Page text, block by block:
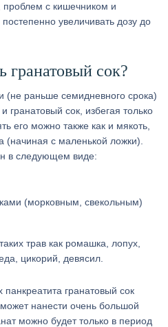
проблем с кишечником и
увеличивать дозу до
сок?
(не раньше семидневного срока)
гранатовый сок, избегая только
его можно также как и мякоть,
(начиная с маленькой ложки).
в следующем виде:
(морковным, свекольным)
трав как ромашка, лопух,
цикорий, девясил.
гранатовый сок
нанести очень большой
можно будет только в период